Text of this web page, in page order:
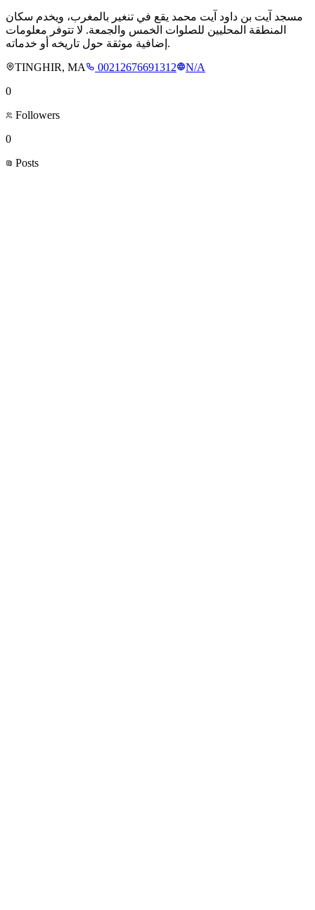
مسجد آيت بن داود آيت محمد يقع في تنغير بالمغرب، ويخدم سكان
المنطقة المحليين للصلوات الخمس والجمعة. لا تتوفر معلومات
إضافية موثقة حول تاريخه أو خدماته.
TINGHIR, MA
00212676691312
N/A
0
Followers
0
Posts